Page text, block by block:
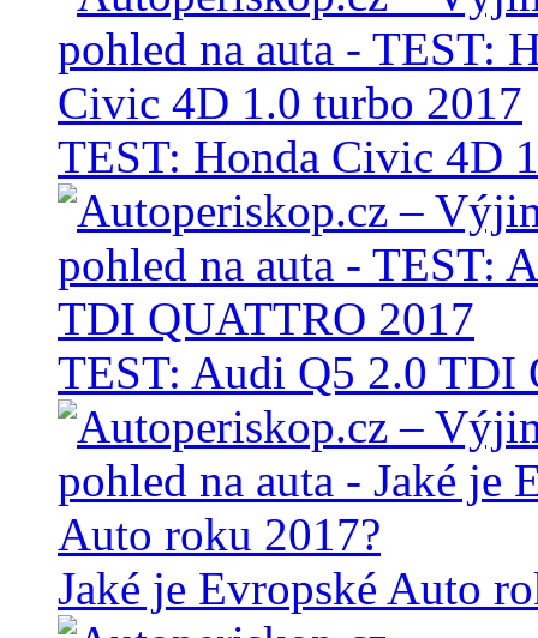
TEST: Honda Civic 4D
TEST: Audi Q5 2.0 TDI
Jaké je Evropské Auto